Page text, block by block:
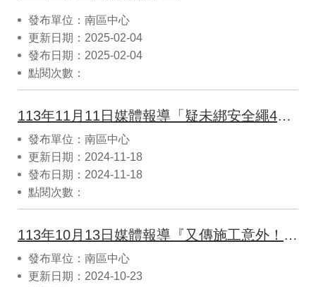
發布單位：南區中心
更新日期：2025-02-04
發布日期：2025-02-04
點閱次數：
113年11月11日媒體報導「疑未綁安全繩4樓高墜落 板模工倒臥血泊無生命跡象」
發布單位：南區中心
更新日期：2024-11-18
發布日期：2024-11-18
點閱次數：
113年10月13日媒體報導『又傳施工意外！高雄工程水箱車翻覆 駕駛身體多部位流血送醫不治』
發布單位：南區中心
更新日期：2024-10-23